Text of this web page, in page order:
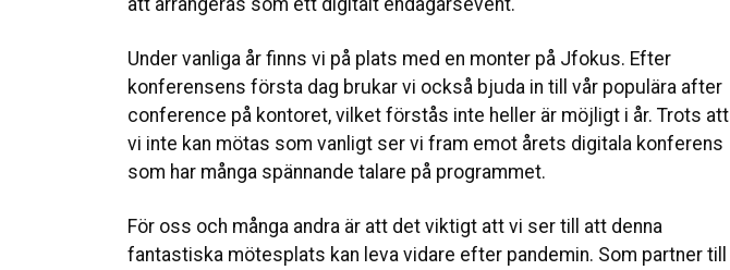
att arrangeras som ett digitalt endagarsevent.
Under vanliga år finns vi på plats med en monter på Jfokus. Efter
konferensens första dag brukar vi också bjuda in till vår populära after
conference på kontoret, vilket förstås inte heller är möjligt i år. Trots att
vi inte kan mötas som vanligt ser vi fram emot årets digitala konferens
som har många spännande talare på programmet.
För oss och många andra är att det viktigt att vi ser till att denna
fantastiska mötesplats kan leva vidare efter pandemin. Som partner till